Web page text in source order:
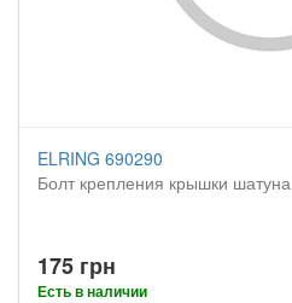
ELRING 690290
Болт крепления крышки шатуна
175 грн
Есть в наличии